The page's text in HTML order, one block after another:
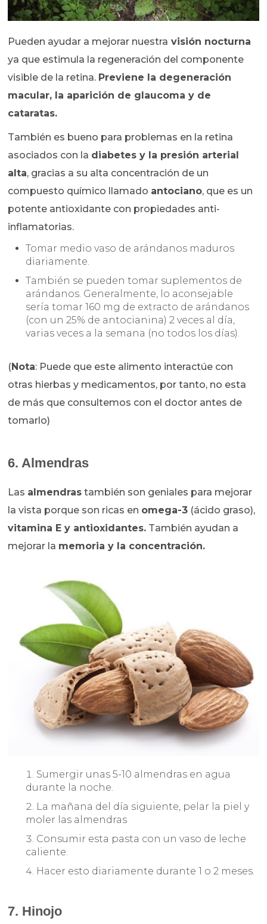
Pueden ayudar a mejorar nuestra visión nocturna
ya que estimula la regeneración del componente
visible de la retina. Previene la degeneración
macular, la aparición de glaucoma y de
cataratas.
También es bueno para problemas en la retina
asociados con la diabetes y la presión arterial
alta, gracias a su alta concentración de un
compuesto químico llamado antociano, que es un
potente antioxidante con propiedades anti-
inflamatorias.
Tomar medio vaso de arándanos maduros
diariamente.
También se pueden tomar suplementos de
arándanos. Generalmente, lo aconsejable
sería tomar 160 mg de extracto de arándanos
(con un 25% de antocianina) 2 veces al día,
varias veces a la semana (no todos los días).
(Nota: Puede que este alimento interactúe con
otras hierbas y medicamentos, por tanto, no esta
de más que consultemos con el doctor antes de
tomarlo)
6. Almendras
Las almendras también son geniales para mejorar
la vista porque son ricas en omega-3 (ácido graso),
vitamina E y antioxidantes. También ayudan a
mejorar la memoria y la concentración.
Sumergir unas 5-10 almendras en agua
durante la noche.
La mañana del día siguiente, pelar la piel y
moler las almendras
Consumir esta pasta con un vaso de leche
caliente.
Hacer esto diariamente durante 1 o 2 meses.
7. Hinojo